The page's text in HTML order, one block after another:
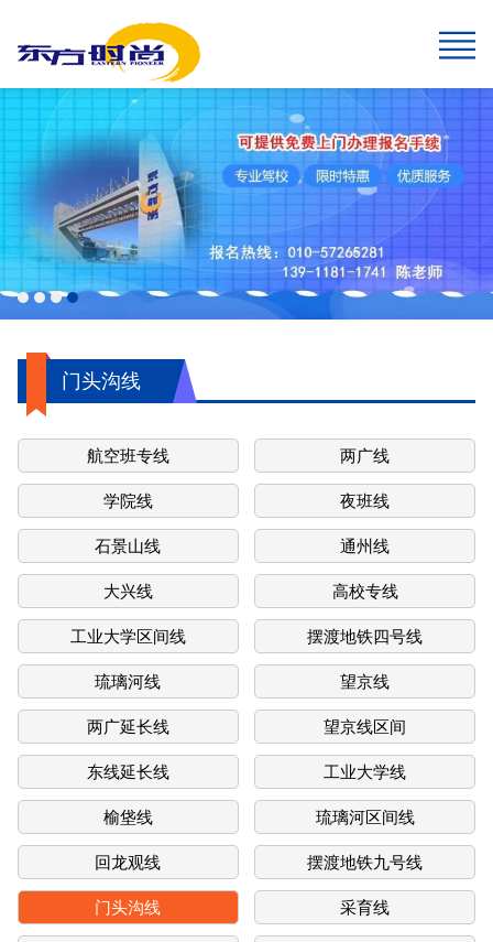
网站首页
报名须知
学生速成班
学生预约计时班
预约计时班
速成班
假日班
老年班
私人定制班
贵宾班
C6畅享班
增驾中客平日班
增驾中客假日班
增驾大客平日班
增驾大客假日班
初学大型货车
增驾大型货车
牵引车A2
城市公交车
摩托车平日班
摩托车假日班
摩托车贵宾班
班型&收费
航空班专线
两广线
学院线
夜班线
石景山线
通州线
大兴线
高校专线
工业大学区间线
摆渡地铁四号线
琉璃河线
望京线
两广延长线
望京线区间
东线延长线
工业大学线
榆垡线
琉璃河区间线
回龙观线
摆渡地铁九号线
门头沟线
采育线
通州于家务线
周口店线
西集线
顺义线
东线
中线
南线
燕山线
西线
坨里线
班车指南
在线报名
校园风采
驾驶技巧
最新公告
行业动态
交管运管信息
新闻中心
公司简介
企业文化
我们的荣誉
报名须知
乘车须知
服务指南
720度全景
学员保障
关于我们
门头沟线
航空班专线 两广线
学院线 夜班线
石景山线 通州线
大兴线 高校专线
工业大学区间线 摆渡地铁四号线
琉璃河线 望京线
两广延长线 望京线区间
东线延长线 工业大学线
榆垡线 琉璃河区间线
回龙观线 摆渡地铁九号线
门头沟线 采育线